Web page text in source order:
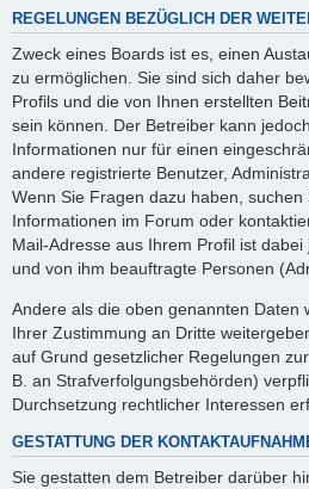
REGELUNGEN BEZÜGLICH DER
Zweck eines Boards ist es, einen
zu ermöglichen. Sie sind sich daher
Profils und die von Ihnen erstellten
sein können. Der Betreiber kann
Informationen nur für einen
andere registrierte Benutzer,
Wenn Sie Fragen dazu haben,
Informationen im Forum oder
Mail-Adresse aus Ihrem Profil ist
und von ihm beauftragte Personen
Andere als die oben genannten Daten
Ihrer Zustimmung an Dritte
auf Grund gesetzlicher Regelungen
B. an Strafverfolgungsbehörden)
Durchsetzung rechtlicher Interessen
GESTATTUNG DER
Sie gestatten dem Betreiber darüber